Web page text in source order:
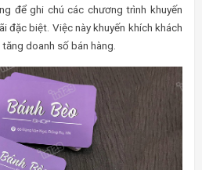
để ghi chú các chương trình khuyến
đặc biệt. Việc này khuyến khích khách
doanh số bán hàng.